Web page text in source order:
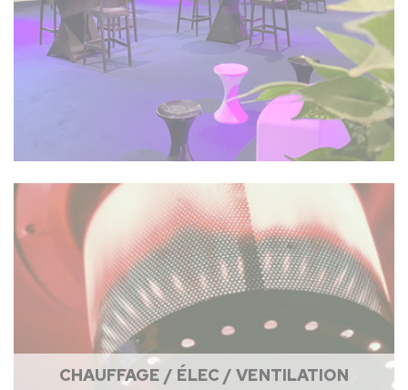
CHAUFFAGE / ÉLEC / VENTILATION